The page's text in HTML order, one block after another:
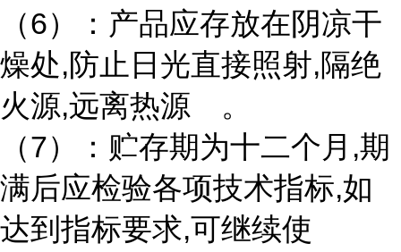
（6）：产品应存放在阴凉干
燥处,防止日光直接照射,隔绝
火源,远离热源 。
（7）：贮存期为十二个月,期
满后应检验各项技术指标,如
达到指标要求,可继续使